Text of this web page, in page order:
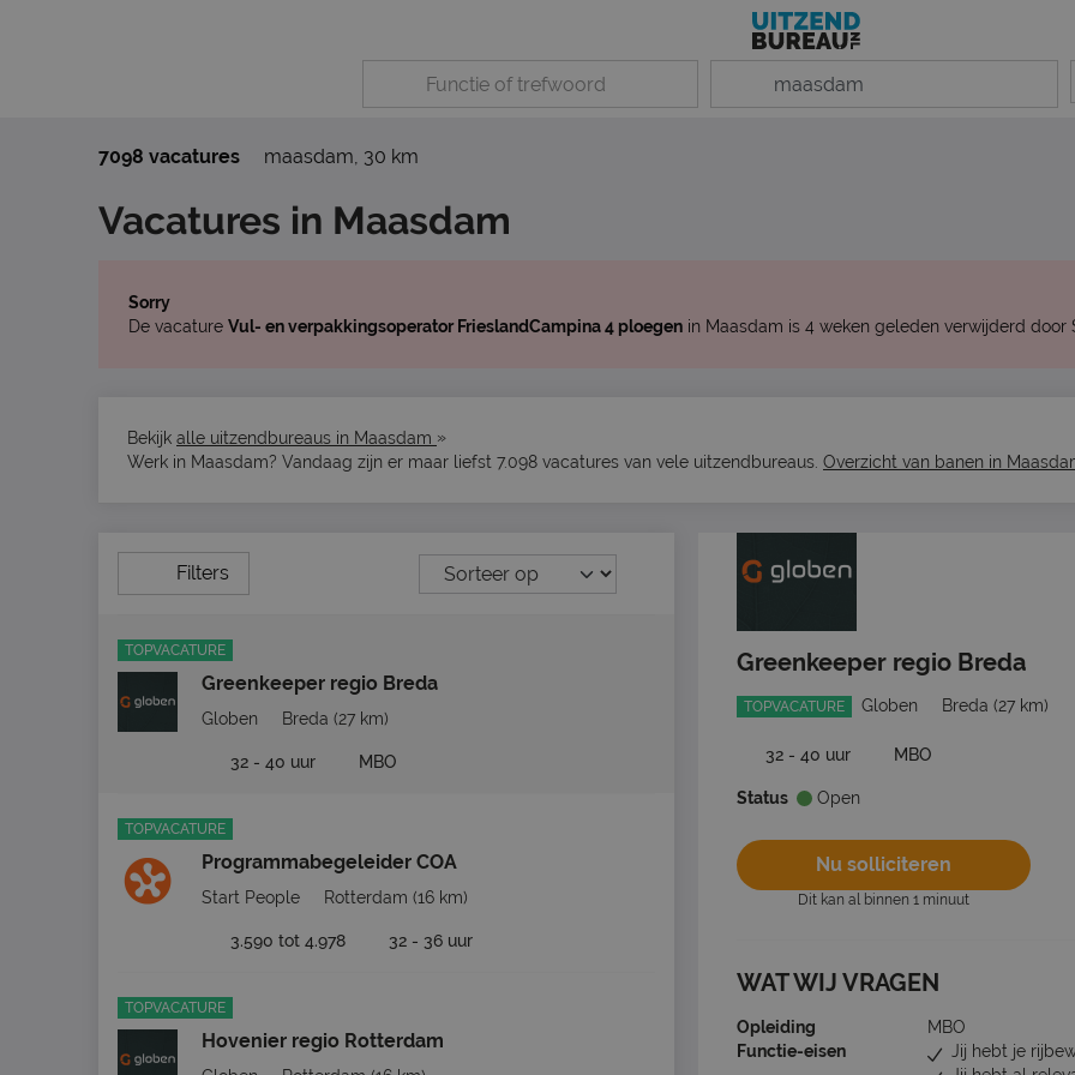
7098 vacatures maasdam, 30 km
Vacatures in Maasdam
Sorry
De vacature Vul- en verpakkingsoperator FrieslandCampina 4 ploegen in Maasdam is 4 weken geleden verwijderd door
Bekijk alle uitzendbureaus in Maasdam »
Werk in Maasdam? Vandaag zijn er maar liefst 7.098 vacatures van vele uitzendbureaus. Overzicht van banen in
Filters
TOPVACATURE
Greenkeeper regio Breda
Globen Breda (27 km)
32 - 40 uur MBO
TOPVACATURE
Programmabegeleider COA
Start People Rotterdam (16 km)
3.590 tot 4.978 32 - 36 uur
TOPVACATURE
Hovenier regio Rotterdam
Greenkeeper regio Breda
TOPVACATURE Globen Breda (27 km)
32 - 40 uur MBO
Status Open
Nu solliciteren
Dit kan al binnen 1 minuut
WAT WIJ VRAGEN
Opleiding
MBO
Functie-eisen
Jij hebt je